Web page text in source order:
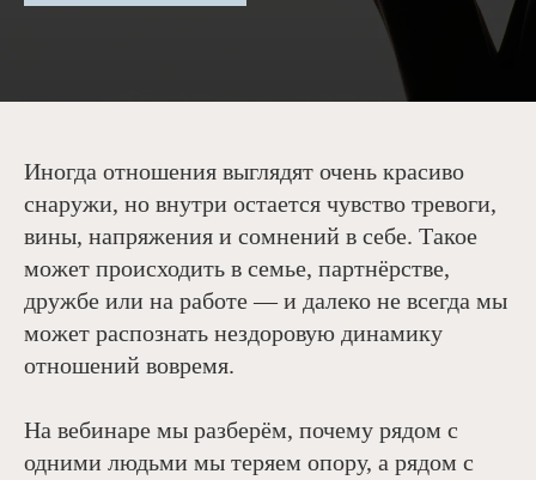
Иногда отношения выглядят очень красиво
снаружи, но внутри остается чувство тревоги,
вины, напряжения и сомнений в себе. Такое
может происходить в семье, партнёрстве,
дружбе или на работе — и далеко не всегда мы
может распознать нездоровую динамику
отношений вовремя.
На вебинаре мы разберём, почему рядом с
одними людьми мы теряем опору, а рядом с